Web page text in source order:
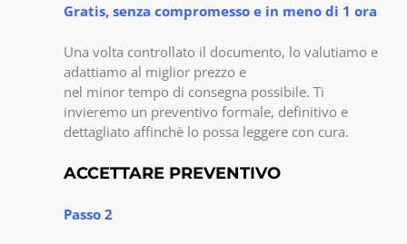
Gratis, senza compromesso e in meno di 1 ora
Una volta controllato il documento, lo valutiamo e
adattiamo al miglior prezzo e
nel minor tempo di consegna possibile. Ti
invieremo un preventivo formale, definitivo e
dettagliato affinchè lo possa leggere con cura.
ACCETTARE PREVENTIVO
Passo 2